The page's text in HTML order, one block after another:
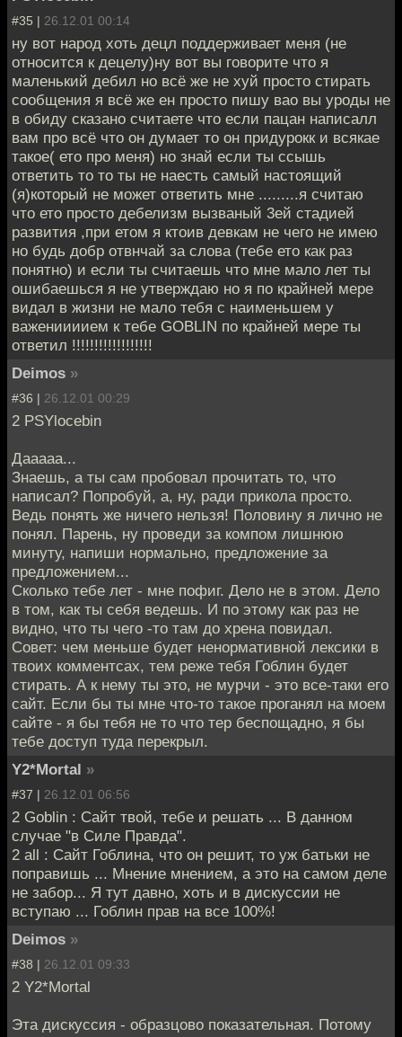
#35 | 26.12.01 00:14
ну вот народ хоть децл поддерживает меня (не
относится к децелу)ну вот вы говорите что я
маленький дебил но всё же не хуй просто стирать
сообщения я всё же ен просто пишу вао вы уроды не
в обиду сказано считаете что если пацан написалл
вам про всё что он думает то он придурокк и всякае
такое( ето про меня) но знай если ты ссышь
ответить то то ты не наесть самый настоящий
(я)который не может ответить мне .........я считаю
что ето просто дебелизм вызваный 3ей стадией
развития ,при етом я ктоив девкам не чего не имею
но будь добр отвнчай за слова (тебе ето как раз
понятно) и если ты считаешь что мне мало лет ты
ошибаешься я не утверждаю но я по крайней мере
видал в жизни не мало тебя с наименьшем у
важениииием к тебе GOBLIN по крайней мере ты
ответил !!!!!!!!!!!!!!!!!!
Deimos »
#36 | 26.12.01 00:29
2 PSYlocebin
Дааааа...
Знаешь, а ты сам пробовал прочитать то, что
написал? Попробуй, а, ну, ради прикола просто.
Ведь понять же ничего нельзя! Половину я лично не
понял. Парень, ну проведи за компом лишнюю
минуту, напиши нормально, предложение за
предложением...
Сколько тебе лет - мне пофиг. Дело не в этом. Дело
в том, как ты себя ведешь. И по этому как раз не
видно, что ты чего -то там до хрена повидал.
Совет: чем меньше будет ненормативной лексики в
твоих комментсах, тем реже тебя Гоблин будет
стирать. А к нему ты это, не мурчи - это все-таки его
сайт. Если бы ты мне что-то такое проганял на моем
сайте - я бы тебя не то что тер беспощадно, я бы
тебе доступ туда перекрыл.
Y2*Mortal »
#37 | 26.12.01 06:56
2 Goblin : Сайт твой, тебе и решать ... В данном
случае "в Силе Правда".
2 all : Сайт Гоблина, что он решит, то уж батьки не
поправишь ... Мнение мнением, а это на самом деле
не забор... Я тут давно, хоть и в дискуссии не
вступаю ... Гоблин прав на все 100%!
Deimos »
#38 | 26.12.01 09:33
2 Y2*Mortal
Эта дискуссия - образцово показательная. Потому